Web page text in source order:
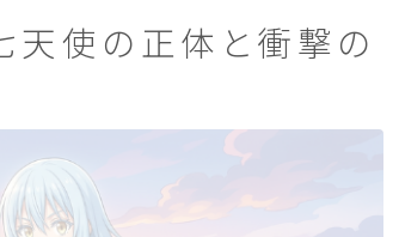
天使の正体と衝撃の